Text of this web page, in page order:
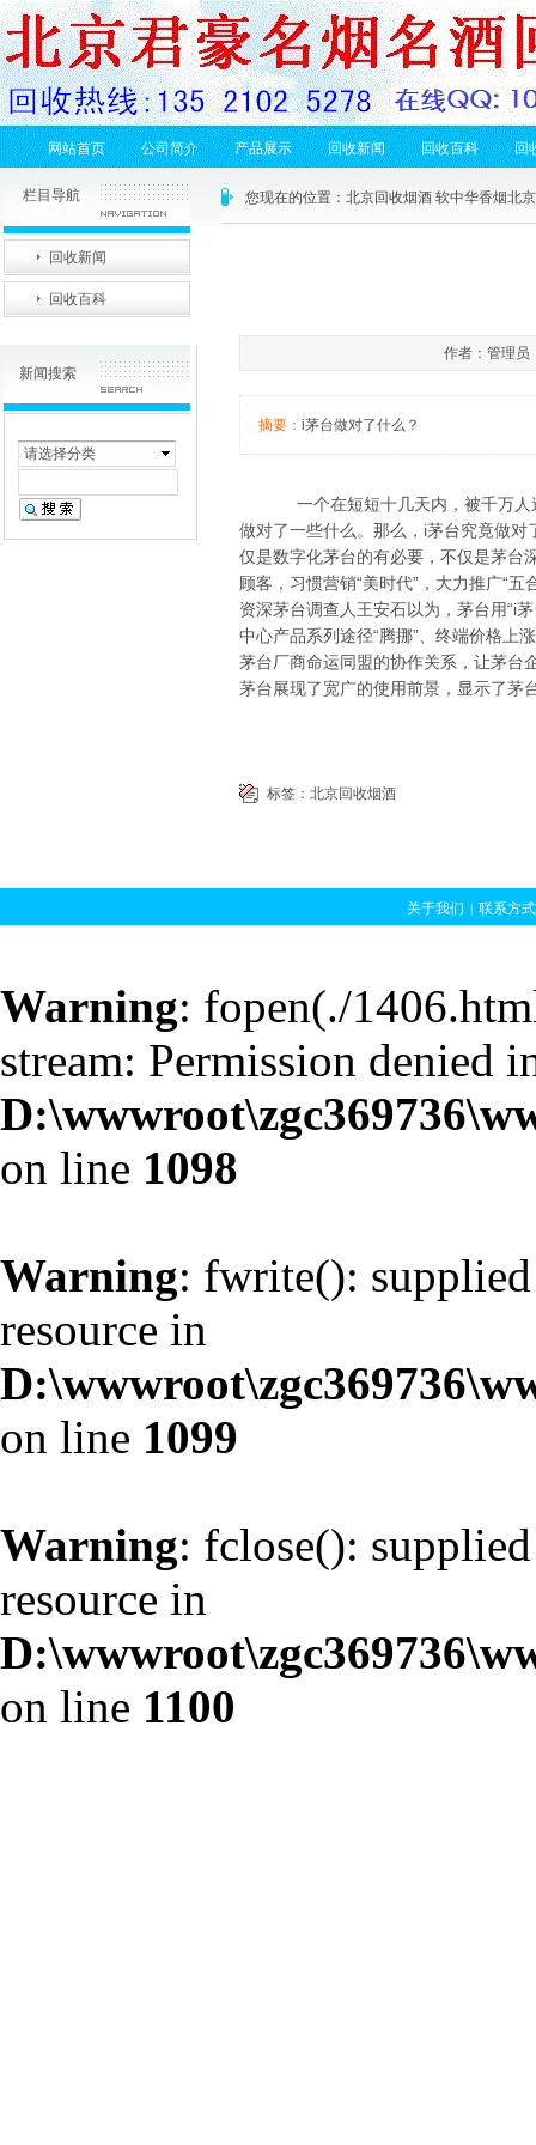
网站首页 公司简介 产品展示 回收新闻 回收百科 回
新闻搜索
请选择分类
栏目导航
回收新闻
回收百科
您现在的位置： 北京回收烟酒 软中华香烟北
作者：管理
摘要： i茅台做对了什么？
一个在短短十几天内，被千万人追
做对了一些什么。那么，i茅台究竟做对
仅是数字化茅台的有必要，不仅是茅台
顾客，习惯营销“美时代”，大力推广“
资深茅台调查人王安石以为，茅台用“i
中心产品系列途径“腾挪”、终端价格上
茅台厂商命运同盟的协作关系，让茅台
茅台展现了宽广的使用前景，显示了茅
标签： 北京回收烟酒
关于我们 | 联系方式
冬虫夏草回
Warning: fopen(./
stream: Permission denied
on line 1098
Warning: fwrite():
resource in
on line 1099
Warning: fclose():
resource in
on line 1100